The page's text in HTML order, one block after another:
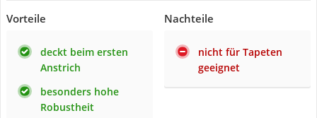
Vorteile
deckt beim ersten
Anstrich
besonders hohe
Robustheit
Nachteile
nicht für Tapeten
geeignet